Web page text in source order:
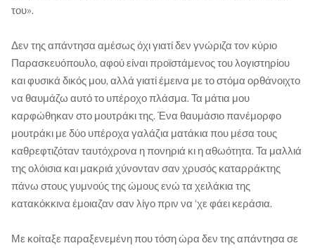
του».
Δεν της απάντησα αμέσως όχι γιατί δεν γνώριζα τον κύριο
Παρασκευόπουλο, αφού είναι προϊστάμενος του λογιστηρίου
και φυσικά δικός μου, αλλά γιατί έμεινα με το στόμα ορθάνοιχτο
να θαυμάζω αυτό το υπέροχο πλάσμα. Τα μάτια μου
καρφώθηκαν στο μουτράκι της. Ένα θαυμάσιο πανέμορφο
μουτράκι με δύο υπέροχα γαλάζια ματάκια που μέσα τους
καθρεφτιζόταν ταυτόχρονα η πονηριά κι η αθωότητα. Τα μαλλιά
της ολόισια και μακριά χύνονταν σαν χρυσός καταρράκτης
πάνω στους γυμνούς της ώμους ενώ τα χειλάκια της
κατακόκκινα έμοιαζαν σαν λίγο πριν να ‘χε φάει κεράσια.
Με κοίταξε παραξενεμένη που τόση ώρα δεν της απάντησα σε